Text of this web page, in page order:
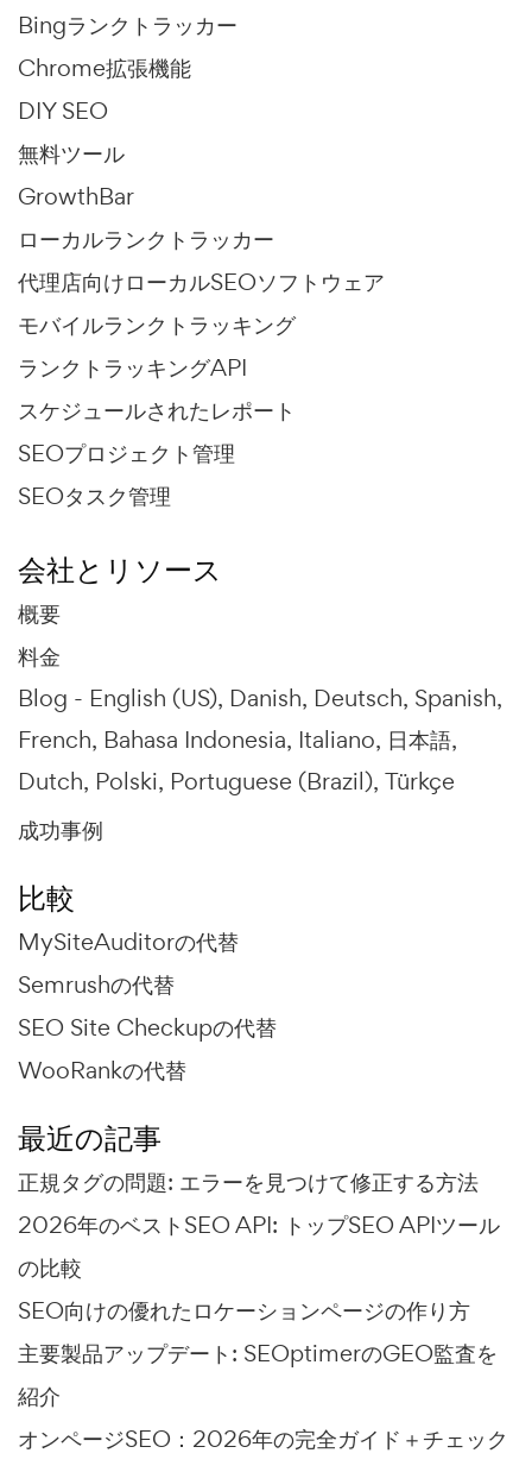
Bingランクトラッカー
Chrome拡張機能
DIY SEO
無料ツール
GrowthBar
ローカルランクトラッカー
代理店向けローカルSEOソフトウェア
モバイルランクトラッキング
ランクトラッキングAPI
スケジュールされたレポート
SEOプロジェクト管理
SEOタスク管理
会社とリソース
概要
料金
Blog - English (US) Danish Deutsch Spanish
French Bahasa Indonesia Italiano 日本語
Dutch Polski Portuguese (Brazil) Türkçe
成功事例
比較
MySiteAuditorの代替
Semrushの代替
SEO Site Checkupの代替
WooRankの代替
最近の記事
正規タグの問題: エラーを見つけて修正する方法
2026年のベストSEO API: トップSEO APIツール
の比較
SEO向けの優れたロケーションページの作り方
主要製品アップデート: SEOptimerのGEO監査を
紹介
オンページSEO：2026年の完全ガイド＋チェック